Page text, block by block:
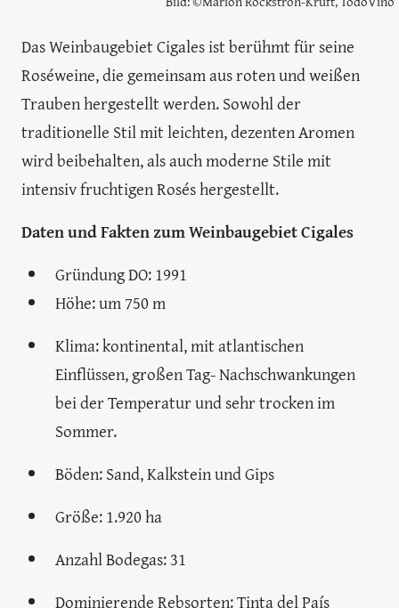
Bild: ©Marion Rockstroh-Kruft, TodoVino
Roséweine, die gemeinsam aus roten und weißen
Trauben hergestellt werden. Sowohl der
traditionelle Stil mit leichten, dezenten Aromen
wird beibehalten, als auch moderne Stile mit
intensiv fruchtigen Rosés hergestellt.
Daten und Fakten zum Weinbaugebiet Cigales
Gründung DO: 1991